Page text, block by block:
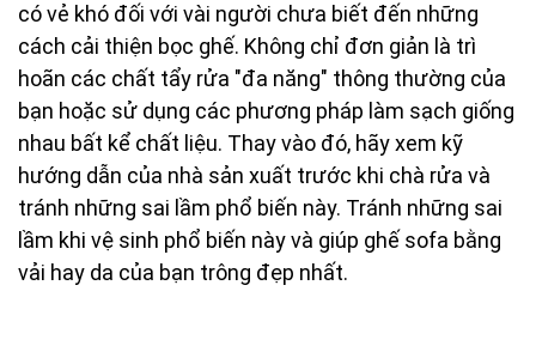
có vẻ khó đối với vài người chưa biết đến những
cách cải thiện bọc ghế. Không chỉ đơn giản là trì
hoãn các chất tẩy rửa "đa năng" thông thường của
bạn hoặc sử dụng các phương pháp làm sạch giống
nhau bất kể chất liệu. Thay vào đó, hãy xem kỹ
hướng dẫn của nhà sản xuất trước khi chà rửa và
tránh những sai lầm phổ biến này. Tránh những sai
lầm khi vệ sinh phổ biến này và giúp ghế sofa bằng
vải hay da của bạn trông đẹp nhất.